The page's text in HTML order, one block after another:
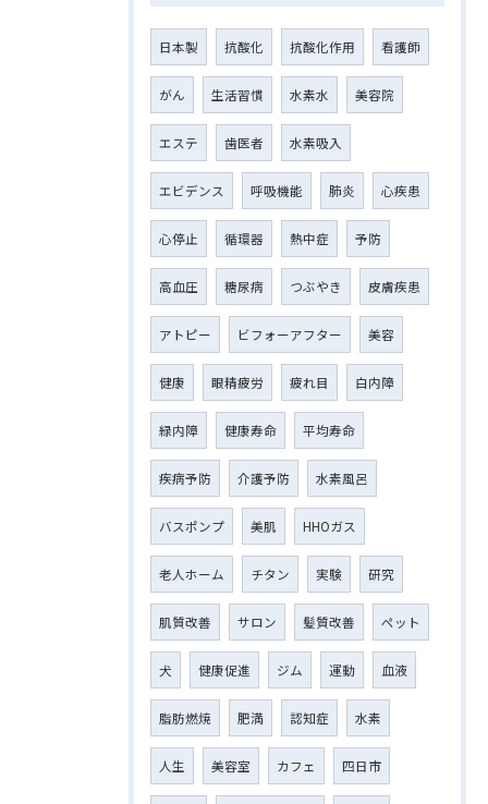
日本製 抗酸化 抗酸化作用 看護師
がん 生活習慣 水素水 美容院
エステ 歯医者 水素吸入
エビデンス 呼吸機能 肺炎 心疾患
心停止 循環器 熱中症 予防
高血圧 糖尿病 つぶやき 皮膚疾患
アトピー ビフォーアフター 美容
健康 眼精疲労 疲れ目 白内障
緑内障 健康寿命 平均寿命
疾病予防 介護予防 水素風呂
バスポンプ 美肌 HHOガス
老人ホーム チタン 実験 研究
肌質改善 サロン 髪質改善 ペット
犬 健康促進 ジム 運動 血液
脂肪燃焼 肥満 認知症 水素
人生 美容室 カフェ 四日市